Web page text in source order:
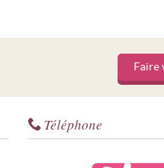
Faire
Téléphone